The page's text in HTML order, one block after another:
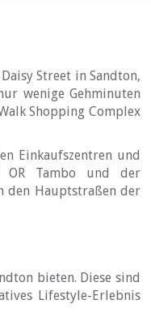
Street in Sandton,
wenige Gehminuten
Shopping Complex
Einkaufszentren und
OR Tambo und der
den Hauptstraßen der
bieten. Diese sind
Lifestyle-Erlebnis